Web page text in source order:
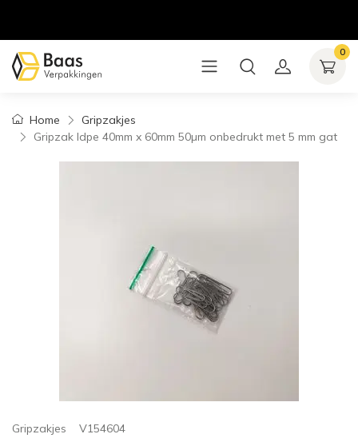
0
Home
Gripzakjes
Gripzak ldpe 40mm x 60mm 50µm onbedrukt met 5 mm gat
Gripzakjes V154604